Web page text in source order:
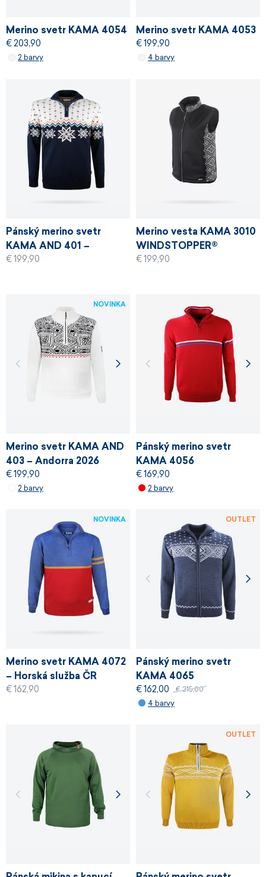
Merino svetr KAMA 4054
€ 203,90
2 barvy
Merino svetr KAMA 4053
€ 199,90
4 barvy
Pánský merino svetr
KAMA AND 401 –
Andorra 2022
€ 199,90
Merino vesta KAMA 3010
WINDSTOPPER®
€ 199,90
Merino svetr KAMA AND
403 – Andorra 2026
€ 199,90
2 barvy
NOVINKA
Pánský merino svetr
KAMA 4056
€ 169,90
2 barvy
Merino svetr KAMA 4072
– Horská služba ČR
RESCUE
€ 162,90
NOVINKA
Pánský merino svetr
KAMA 4065
€ 162,00 € 215,00
4 barvy
OUTLET
OUTLET